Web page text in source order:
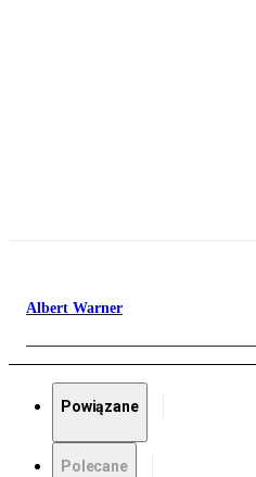
Albert Warner
Powiązane
Polecane